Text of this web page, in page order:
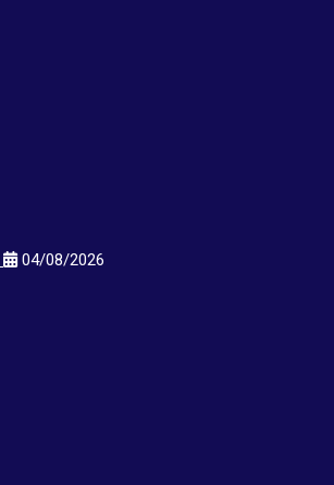
04/08/2026